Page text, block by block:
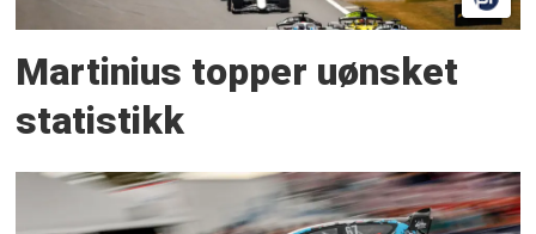
Martinius topper uønsket
statistikk